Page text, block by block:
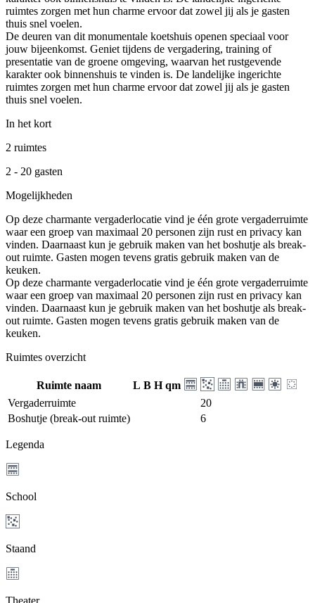
ruimtes zorgen met hun charme ervoor dat zowel jij als je gasten
thuis snel voelen.
De deuren van dit monumentale koetshuis openen speciaal voor
jouw bijeenkomst. Geniet tijdens de vergadering, training of
presentatie van de groene omgeving, waarvan het rustgevende
karakter ook binnenshuis te vinden is. De landelijke ingerichte
ruimtes zorgen met hun charme ervoor dat zowel jij als je gasten
thuis snel voelen.
In het kort
2 ruimtes
2 - 20 gasten
Mogelijkheden
Op deze charmante vergaderlocatie vind je één grote vergaderruimte
waar een groep van maximaal 20 personen zijn rust en privacy kan
vinden. Daarnaast kun je gebruik maken van het boshutje als break-
out ruimte. Gasten mogen tevens gratis gebruik maken van de
keuken.
Op deze charmante vergaderlocatie vind je één grote vergaderruimte
waar een groep van maximaal 20 personen zijn rust en privacy kan
vinden. Daarnaast kun je gebruik maken van het boshutje als break-
out ruimte. Gasten mogen tevens gratis gebruik maken van de
keuken.
Ruimtes overzicht
Ruimte naam L B H qm
Vergaderruimte
20
Boshutje (break-out ruimte)
6
Legenda
School
Staand
Theater